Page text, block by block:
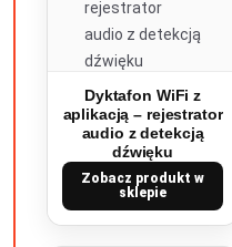
Dyktafon WiFi z
aplikacją – rejestrator
audio z detekcją
dźwięku
Zobacz produkt w
sklepie